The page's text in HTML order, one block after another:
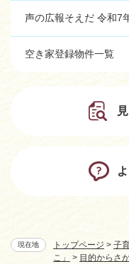
現在地 トップページ > 子
こ」
> 目的からさ
声の広報そえだ 令和7
空き家登録物件一覧